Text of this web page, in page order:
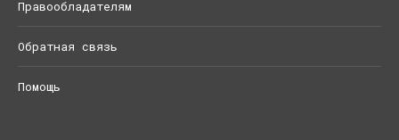
Правообладателям
Обратная связь
Помощь